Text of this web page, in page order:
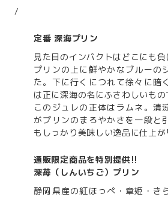
/
定番 深海プリン
見た目のインパクトはどこにも負
プリンの上に鮮やかなブルーの
た。下に行くにつれて徐々に暗
は正に深海の名にふさわしいもの
このジュレの正体はラムネ。清
がプリンのまろやかさを一段と
もしっかり美味しい逸品に仕上が
通販限定商品を特別提供!!
深苺（しんいちご）プリン
静岡県産の紅ほっぺ・章姫・き